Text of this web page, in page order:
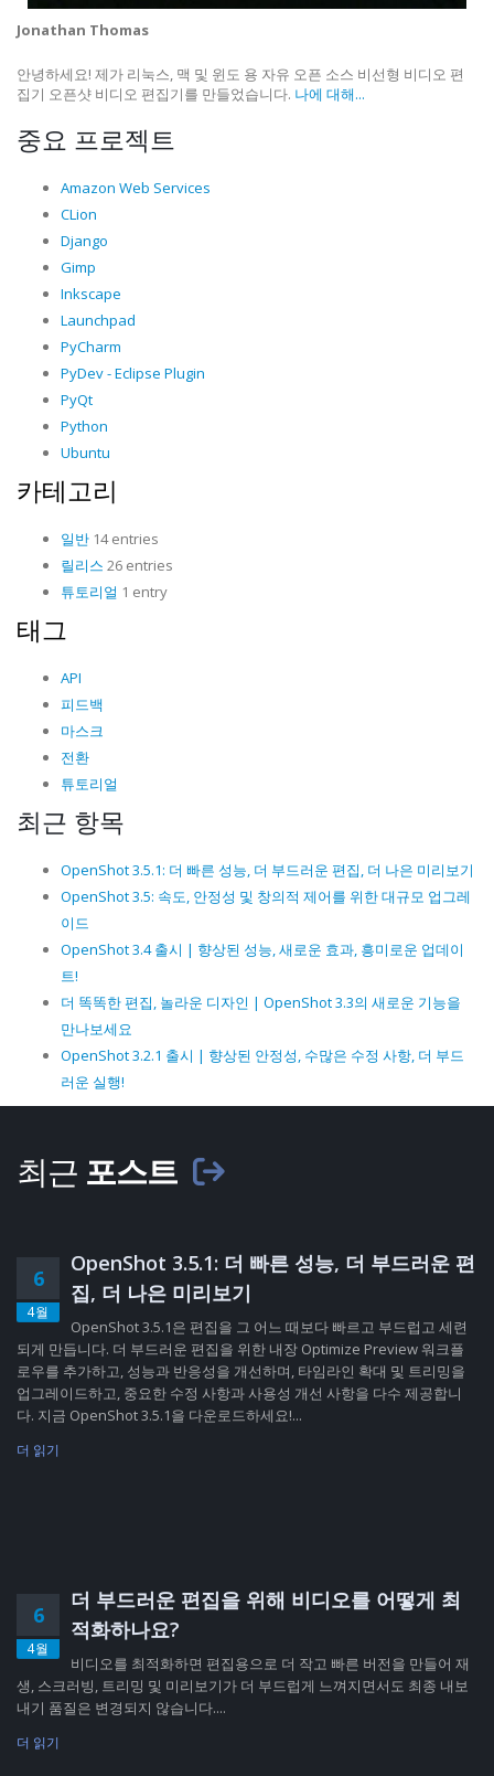
Jonathan Thomas
안녕하세요! 제가 리눅스, 맥 및 윈도 용 자유 오픈 소스 비선형 비디오 편
집기 오픈샷 비디오 편집기를 만들었습니다. 나에 대해...
중요 프로젝트
Amazon Web Services
CLion
Django
Gimp
Inkscape
Launchpad
PyCharm
PyDev - Eclipse Plugin
PyQt
Python
Ubuntu
카테고리
일반 14 entries
릴리스 26 entries
튜토리얼 1 entry
태그
API
피드백
마스크
전환
튜토리얼
최근 항목
OpenShot 3.5.1: 더 빠른 성능, 더 부드러운 편집, 더 나은 미리보기
OpenShot 3.5: 속도, 안정성 및 창의적 제어를 위한 대규모 업그레
이드
OpenShot 3.4 출시 | 향상된 성능, 새로운 효과, 흥미로운 업데이
트!
더 똑똑한 편집, 놀라운 디자인 | OpenShot 3.3의 새로운 기능을
만나보세요
OpenShot 3.2.1 출시 | 향상된 안정성, 수많은 수정 사항, 더 부드
러운 실행!
최근 포스트
6
4월
OpenShot 3.5.1: 더 빠른 성능, 더 부드러운 편
집, 더 나은 미리보기
OpenShot 3.5.1은 편집을 그 어느 때보다 빠르고 부드럽고 세련
되게 만듭니다. 더 부드러운 편집을 위한 내장 Optimize Preview 워크플
로우를 추가하고, 성능과 반응성을 개선하며, 타임라인 확대 및 트리밍을
업그레이드하고, 중요한 수정 사항과 사용성 개선 사항을 다수 제공합니
다. 지금 OpenShot 3.5.1을 다운로드하세요!...
더 읽기
6
4월
더 부드러운 편집을 위해 비디오를 어떻게 최
적화하나요?
비디오를 최적화하면 편집용으로 더 작고 빠른 버전을 만들어 재
생, 스크러빙, 트리밍 및 미리보기가 더 부드럽게 느껴지면서도 최종 내보
내기 품질은 변경되지 않습니다....
더 읽기